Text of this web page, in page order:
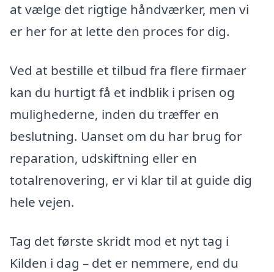
at vælge det rigtige håndværker, men vi
er her for at lette den proces for dig.
Ved at bestille et tilbud fra flere firmaer
kan du hurtigt få et indblik i prisen og
mulighederne, inden du træffer en
beslutning. Uanset om du har brug for
reparation, udskiftning eller en
totalrenovering, er vi klar til at guide dig
hele vejen.
Tag det første skridt mod et nyt tag i
Kilden i dag – det er nemmere, end du